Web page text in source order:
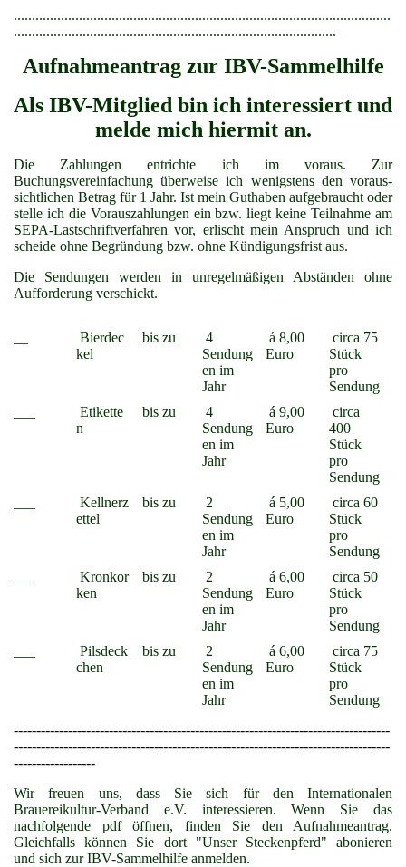
........................................................................................................
.........................................................................................
Aufnahmeantrag zur IBV-Sammelhilfe
Als IBV-Mitglied bin ich interessiert und
melde mich hiermit an.
Die Zahlungen entrichte ich im voraus. Zur
Buchungsvereinfachung überweise ich wenigstens den voraus-
sichtlichen Betrag für 1 Jahr. Ist mein Guthaben aufgebraucht oder
stelle ich die Vorauszahlungen ein bzw. liegt keine Teilnahme am
SEPA-Lastschriftverfahren vor, erlischt mein Anspruch und ich
scheide ohne Begründung bzw. ohne Kündigungsfrist aus.
Die Sendungen werden in unregelmäßigen Abständen ohne
Aufforderung verschickt.
Bierdec
kel
bis zu
4
Sendung
en im
Jahr
á 8,00
Euro
circa 75
Stück
pro
Sendung
Etikette
n
bis zu
4
Sendung
en im
Jahr
á 9,00
Euro
circa
400
Stück
pro
Sendung
Kellnerz
ettel
bis zu
2
Sendung
en im
Jahr
á 5,00
Euro
circa 60
Stück
pro
Sendung
Kronkor
ken
bis zu
2
Sendung
en im
Jahr
á 6,00
Euro
circa 50
Stück
pro
Sendung
Pilsdeck
chen
bis zu
2
Sendung
en im
Jahr
á 6,00
Euro
circa 75
Stück
pro
Sendung
-----------------------------------------------------------------------------------
-----------------------------------------------------------------------------------
------------------
Wir freuen uns, dass Sie sich für den Internationalen
Brauereikultur-Verband e.V. interessieren. Wenn Sie das
nachfolgende pdf öffnen, finden Sie den Aufnahmeantrag.
Gleichfalls können Sie dort "Unser Steckenpferd" abonieren
und sich zur IBV-Sammelhilfe anmelden.